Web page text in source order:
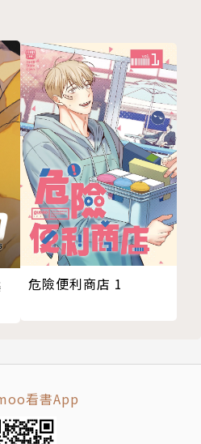
危險便利商店 1
看書App